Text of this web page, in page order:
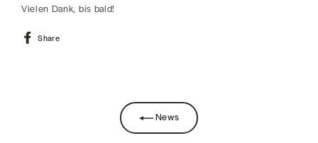
Vielen Dank, bis bald!
Share
News